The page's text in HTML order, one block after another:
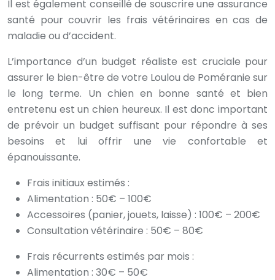
Il est également conseillé de souscrire une assurance
santé pour couvrir les frais vétérinaires en cas de
maladie ou d’accident.
L’importance d’un budget réaliste est cruciale pour
assurer le bien-être de votre Loulou de Poméranie sur
le long terme. Un chien en bonne santé et bien
entretenu est un chien heureux. Il est donc important
de prévoir un budget suffisant pour répondre à ses
besoins et lui offrir une vie confortable et
épanouissante.
Frais initiaux estimés :
Alimentation : 50€ – 100€
Accessoires (panier, jouets, laisse) : 100€ – 200€
Consultation vétérinaire : 50€ – 80€
Frais récurrents estimés par mois :
Alimentation : 30€ – 50€